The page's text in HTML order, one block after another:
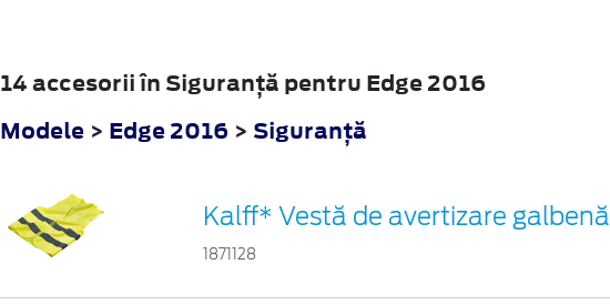
14 accesorii în Siguranţă pentru Edge 2016
Modele > Edge 2016 > Siguranţă
Kalff* Vestă de avertizare galbenă
1871128